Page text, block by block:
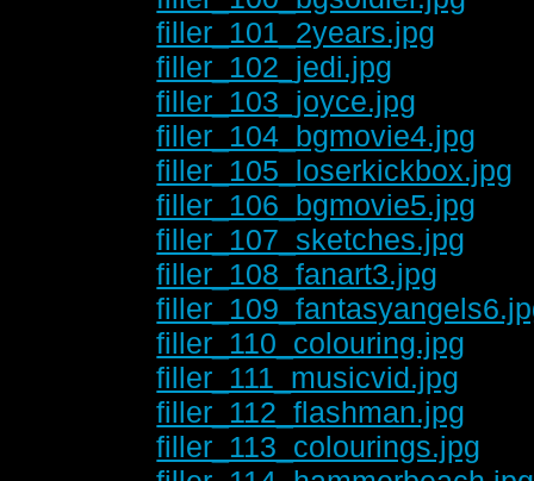
filler_101_2years.jpg
filler_102_jedi.jpg
filler_103_joyce.jpg
filler_104_bgmovie4.jpg
filler_105_loserkickbox.jpg
filler_106_bgmovie5.jpg
filler_107_sketches.jpg
filler_108_fanart3.jpg
filler_110_colouring.jpg
filler_111_musicvid.jpg
filler_112_flashman.jpg
filler_113_colourings.jpg